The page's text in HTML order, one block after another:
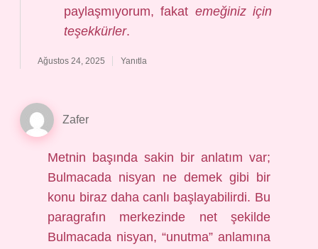
paylaşmıyorum, fakat emeğiniz için
teşekkürler.
Ağustos 24, 2025 Yanıtla
Zafer
Metnin başında sakin bir anlatım var;
Bulmacada nisyan ne demek gibi bir
konu biraz daha canlı başlayabilirdi. Bu
paragrafın merkezinde net şekilde
Bulmacada nisyan, “unutma” anlamına